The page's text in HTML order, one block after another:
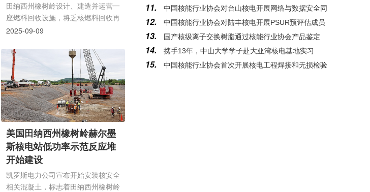
田纳西州橡树岭设计、建造并运营一
座燃料回收设施，将乏核燃料回收再
利用，用于该公司自研的Aurora快
理局(TVA)合作探索回收该公用事业
公司的乏燃料。据了解，Oklo Inc.
是一家先进核技术公司，总部位于加
利福尼亚州圣克拉拉。该公司由麻省
理工学院的毕业生 Jacob DeWitte
和 Caroline Cochran 于 2013 年创
立，设计紧凑的快堆，旨在提供清
洁、安全和负担得起的能源。该燃料
回收...
2025-09-09
美国田纳西州橡树岭赫尔墨
斯核电站低功率示范反应堆
开始建设
凯罗斯电力公司宣布开始安装核安全
相关混凝土，标志着田纳西州橡树岭
11.
中国核能行业协会对台山核电开展网络与数据安全同
行评估活动
12.
中国核能行业协会对陆丰核电开展PSUR预评估成员
支持活动
13. 国产核级离子交换树脂通过核能行业协会产品鉴定
14. 携手13年，中山大学学子赴大亚湾核电基地实习
15.
中国核能行业协会首次开展核电工程焊接和无损检验